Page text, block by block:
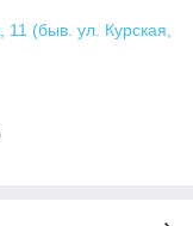
(быв. ул. Курская,